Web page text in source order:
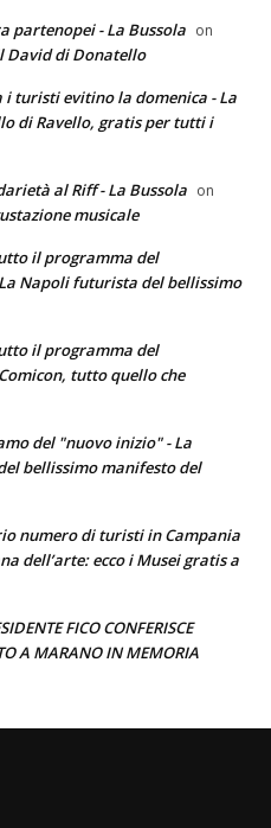
partenopei - La Bussola on
David di Donatello
turisti evitino la domenica - La
di Ravello, gratis per tutti i
al Riff - La Bussola on
musicale
il programma del
La Napoli futurista del bellissimo
il programma del
Comicon, tutto quello che
del "nuovo inizio" - La
bellissimo manifesto del
numero di turisti in Campania
dell’arte: ecco i Musei gratis a
FICO CONFERISCE
A MARANO IN MEMORIA